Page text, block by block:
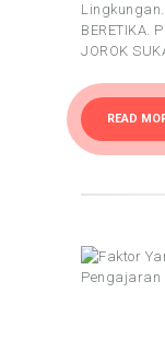
Lingkungan.
BERETIKA.
JOROK
READ